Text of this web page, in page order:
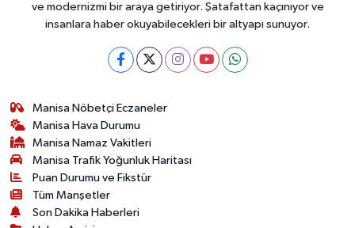
ve modernizmi bir araya getiriyor. Şatafattan kaçınıyor ve
insanlara haber okuyabilecekleri bir altyapı sunuyor.
Manisa Nöbetçi Eczaneler
Manisa Hava Durumu
Manisa Namaz Vakitleri
Manisa Trafik Yoğunluk Haritası
Puan Durumu ve Fikstür
Tüm Manşetler
Son Dakika Haberleri